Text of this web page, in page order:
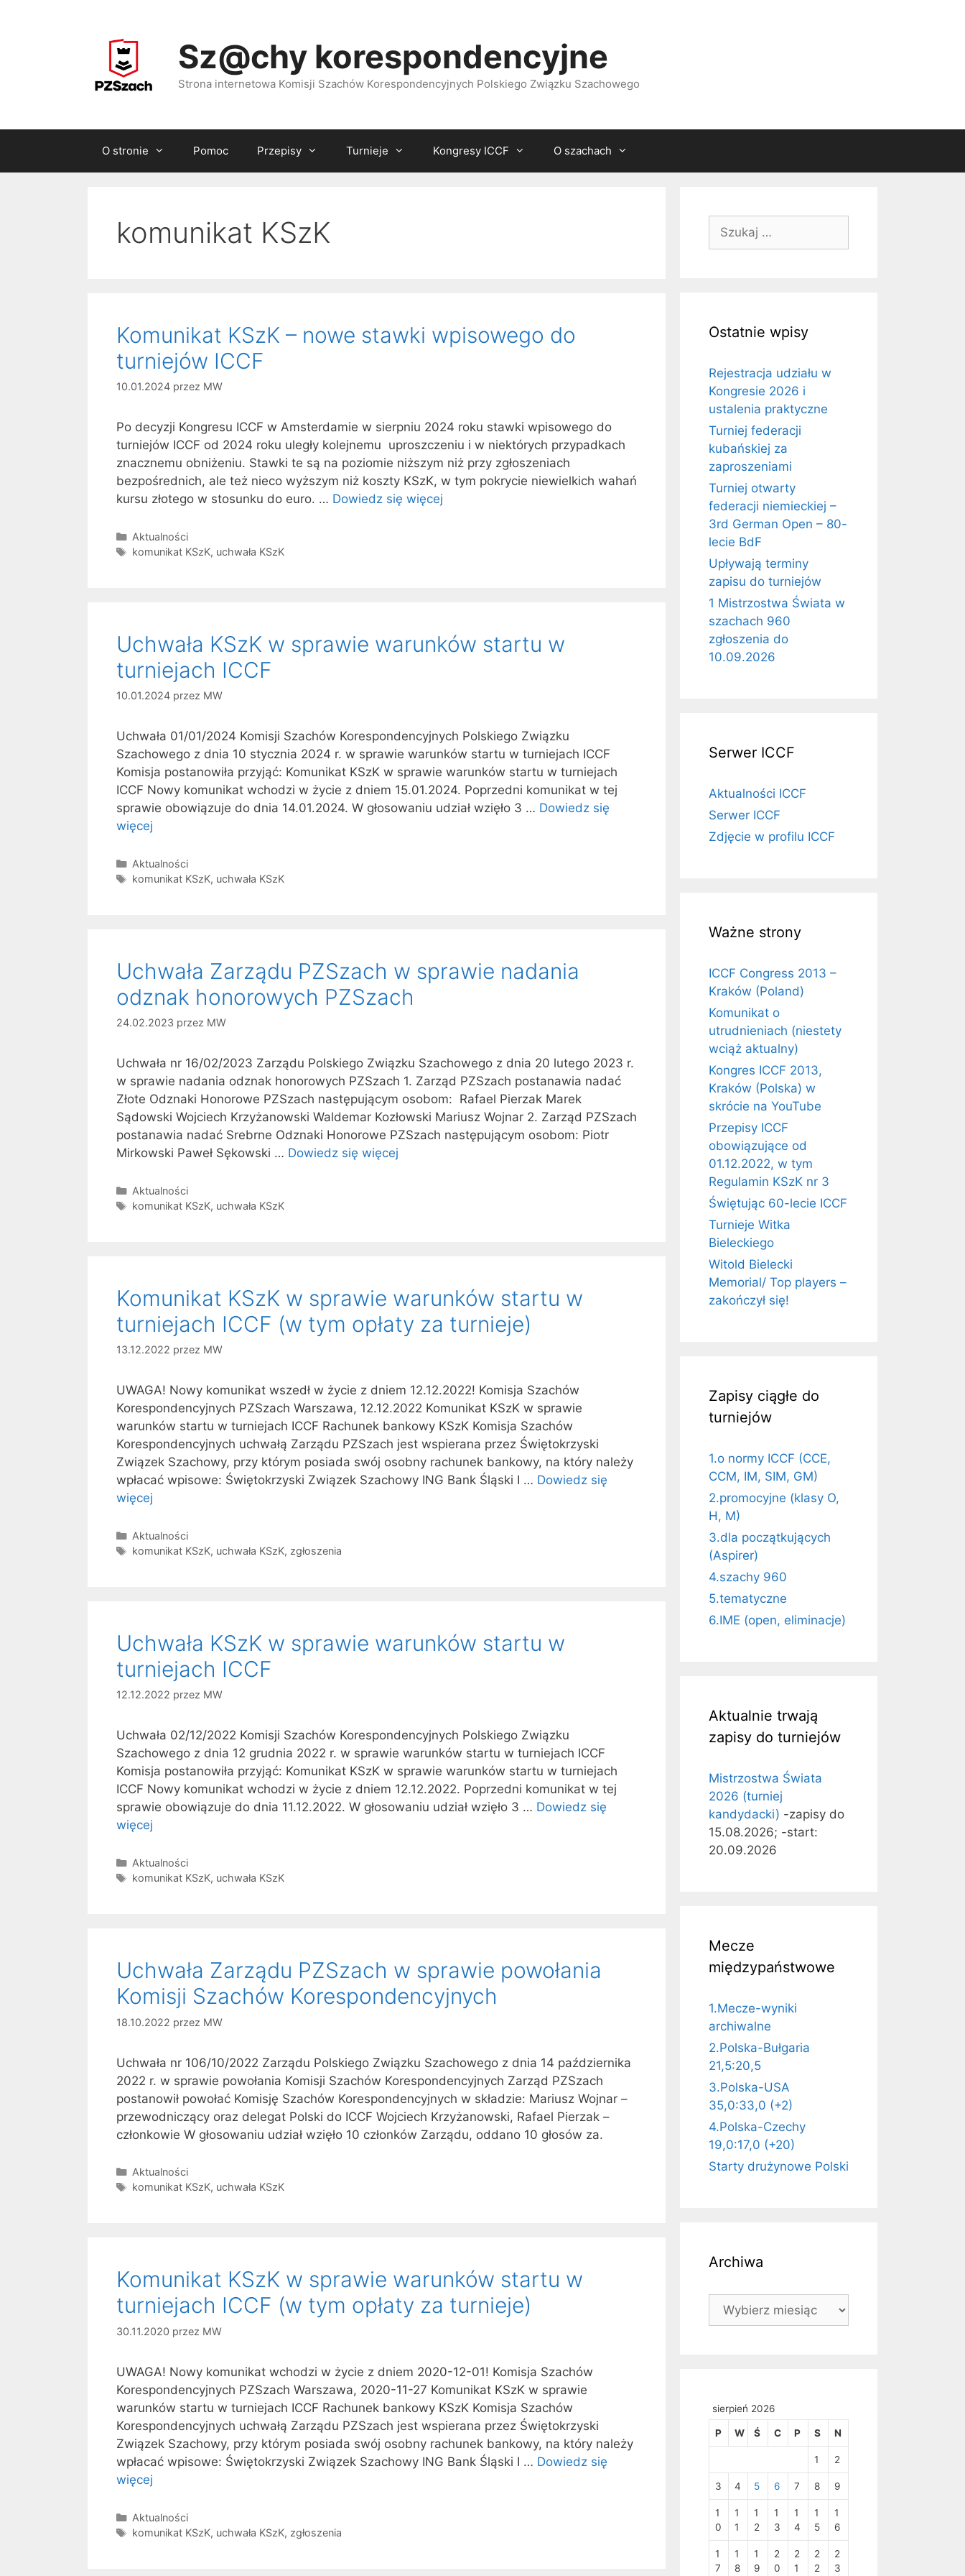
Sz@chy korespondencyjne
Strona internetowa Komisji Szachów Korespondencyjnych Polskiego Związku Szachowego
O stronie Pomoc Przepisy Turnieje Kongresy ICCF O szachach
komunikat KSzK
Komunikat KSzK – nowe stawki wpisowego do
turniejów ICCF
10.01.2024 przez MW
Po decyzji Kongresu ICCF w Amsterdamie w sierpniu 2024 roku stawki wpisowego do
turniejów ICCF od 2024 roku uległy kolejnemu uproszczeniu i w niektórych przypadkach
znacznemu obniżeniu. Stawki te są na poziomie niższym niż przy zgłoszeniach
bezpośrednich, ale też nieco wyższym niż koszty KSzK, w tym pokrycie niewielkich wahań
kursu złotego w stosunku do euro. … Dowiedz się więcej
Kategorie
Aktualności
Tagi
komunikat KSzK, uchwała KSzK
Uchwała KSzK w sprawie warunków startu w
turniejach ICCF
10.01.2024 przez MW
Uchwała 01/01/2024 Komisji Szachów Korespondencyjnych Polskiego Związku
Szachowego z dnia 10 stycznia 2024 r. w sprawie warunków startu w turniejach ICCF
Komisja postanowiła przyjąć: Komunikat KSzK w sprawie warunków startu w turniejach
ICCF Nowy komunikat wchodzi w życie z dniem 15.01.2024. Poprzedni komunikat w tej
sprawie obowiązuje do dnia 14.01.2024. W głosowaniu udział wzięło 3 … Dowiedz się
więcej
Kategorie
Aktualności
Tagi
komunikat KSzK, uchwała KSzK
Uchwała Zarządu PZSzach w sprawie nadania
odznak honorowych PZSzach
24.02.2023 przez MW
Uchwała nr 16/02/2023 Zarządu Polskiego Związku Szachowego z dnia 20 lutego 2023 r.
w sprawie nadania odznak honorowych PZSzach 1. Zarząd PZSzach postanawia nadać
Złote Odznaki Honorowe PZSzach następującym osobom: Rafael Pierzak Marek
Sądowski Wojciech Krzyżanowski Waldemar Kozłowski Mariusz Wojnar 2. Zarząd PZSzach
postanawia nadać Srebrne Odznaki Honorowe PZSzach następującym osobom: Piotr
Mirkowski Paweł Sękowski … Dowiedz się więcej
Kategorie
Aktualności
Tagi
komunikat KSzK, uchwała KSzK
Komunikat KSzK w sprawie warunków startu w
turniejach ICCF (w tym opłaty za turnieje)
13.12.2022 przez MW
UWAGA! Nowy komunikat wszedł w życie z dniem 12.12.2022! Komisja Szachów
Korespondencyjnych PZSzach Warszawa, 12.12.2022 Komunikat KSzK w sprawie
warunków startu w turniejach ICCF Rachunek bankowy KSzK Komisja Szachów
Korespondencyjnych uchwałą Zarządu PZSzach jest wspierana przez Świętokrzyski
Związek Szachowy, przy którym posiada swój osobny rachunek bankowy, na który należy
wpłacać wpisowe: Świętokrzyski Związek Szachowy ING Bank Śląski I … Dowiedz się
więcej
Kategorie
Aktualności
Tagi
komunikat KSzK, uchwała KSzK, zgłoszenia
Uchwała KSzK w sprawie warunków startu w
turniejach ICCF
12.12.2022 przez MW
Uchwała 02/12/2022 Komisji Szachów Korespondencyjnych Polskiego Związku
Szachowego z dnia 12 grudnia 2022 r. w sprawie warunków startu w turniejach ICCF
Komisja postanowiła przyjąć: Komunikat KSzK w sprawie warunków startu w turniejach
ICCF Nowy komunikat wchodzi w życie z dniem 12.12.2022. Poprzedni komunikat w tej
sprawie obowiązuje do dnia 11.12.2022. W głosowaniu udział wzięło 3 … Dowiedz się
więcej
Kategorie
Aktualności
Tagi
komunikat KSzK, uchwała KSzK
Uchwała Zarządu PZSzach w sprawie powołania
Komisji Szachów Korespondencyjnych
18.10.2022 przez MW
Uchwała nr 106/10/2022 Zarządu Polskiego Związku Szachowego z dnia 14 października
2022 r. w sprawie powołania Komisji Szachów Korespondencyjnych Zarząd PZSzach
postanowił powołać Komisję Szachów Korespondencyjnych w składzie: Mariusz Wojnar –
przewodniczący oraz delegat Polski do ICCF Wojciech Krzyżanowski, Rafael Pierzak –
członkowie W głosowaniu udział wzięło 10 członków Zarządu, oddano 10 głosów za.
Kategorie
Aktualności
Tagi
komunikat KSzK, uchwała KSzK
Komunikat KSzK w sprawie warunków startu w
turniejach ICCF (w tym opłaty za turnieje)
30.11.2020 przez MW
UWAGA! Nowy komunikat wchodzi w życie z dniem 2020-12-01! Komisja Szachów
Korespondencyjnych PZSzach Warszawa, 2020-11-27 Komunikat KSzK w sprawie
warunków startu w turniejach ICCF Rachunek bankowy KSzK Komisja Szachów
Korespondencyjnych uchwałą Zarządu PZSzach jest wspierana przez Świętokrzyski
Związek Szachowy, przy którym posiada swój osobny rachunek bankowy, na który należy
wpłacać wpisowe: Świętokrzyski Związek Szachowy ING Bank Śląski I … Dowiedz się
więcej
Kategorie
Aktualności
Tagi
komunikat KSzK, uchwała KSzK, zgłoszenia
Ostatnie wpisy
Rejestracja udziału w
Kongresie 2026 i
ustalenia praktyczne
Turniej federacji
kubańskiej za
zaproszeniami
Turniej otwarty
federacji niemieckiej –
3rd German Open – 80-
lecie BdF
Upływają terminy
zapisu do turniejów
1 Mistrzostwa Świata w
szachach 960
zgłoszenia do
10.09.2026
Serwer ICCF
Aktualności ICCF
Serwer ICCF
Zdjęcie w profilu ICCF
Ważne strony
ICCF Congress 2013 –
Kraków (Poland)
Komunikat o
utrudnieniach (niestety
wciąż aktualny)
Kongres ICCF 2013,
Kraków (Polska) w
skrócie na YouTube
Przepisy ICCF
obowiązujące od
01.12.2022, w tym
Regulamin KSzK nr 3
Świętując 60-lecie ICCF
Turnieje Witka
Bieleckiego
Witold Bielecki
Memorial/ Top players –
zakończył się!
Zapisy ciągłe do
turniejów
1.o normy ICCF (CCE,
CCM, IM, SIM, GM)
2.promocyjne (klasy O,
H, M)
3.dla początkujących
(Aspirer)
4.szachy 960
5.tematyczne
6.IME (open, eliminacje)
Aktualnie trwają
zapisy do turniejów
Mistrzostwa Świata
2026 (turniej
kandydacki) -zapisy do
15.08.2026; -start:
20.09.2026
Mecze
międzypaństwowe
1.Mecze-wyniki
archiwalne
2.Polska-Bułgaria
21,5:20,5
3.Polska-USA
35,0:33,0 (+2)
4.Polska-Czechy
19,0:17,0 (+20)
Starty drużynowe Polski
Archiwa
Archiwa
sierpień 2026
P W Ś C P S N
1 2
3 4 5 6 7 8 9
1
0
1
1
1
2
1
3
1
4
1
5
1
6
1
7
1
8
1
9
2
0
2
1
2
2
2
3